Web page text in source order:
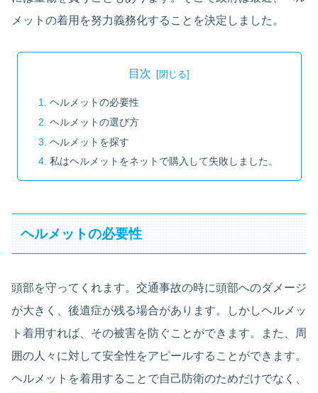
メットの着用を努力義務化することを決定しました。
目次
ヘルメットの必要性
ヘルメットの選び方
ヘルメットを探す
私はヘルメットをネットで購入して失敗しました。
ヘルメットの必要性
頭部を守ってくれます。交通事故の時に頭部へのダメージ
が大きく、後遺症が残る場合があります。しかしヘルメッ
ト着用すれば、その被害を防ぐことができます。また、周
囲の人々に対して安全性をアピールすることができます。
ヘルメットを着用することで自己防衛のためだけでなく、